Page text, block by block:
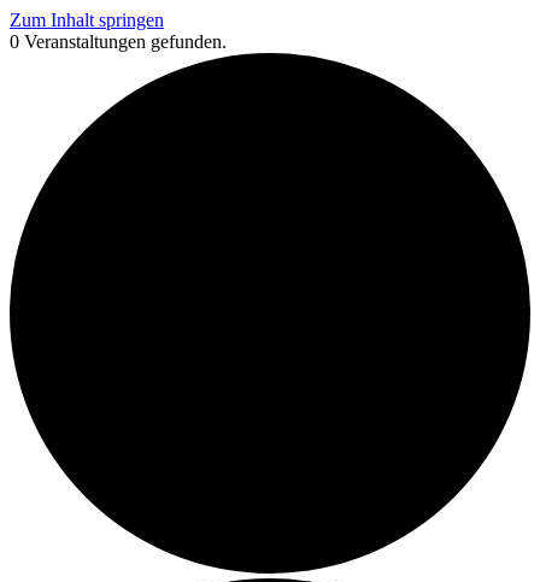
Zum Inhalt springen
0 Veranstaltungen gefunden.